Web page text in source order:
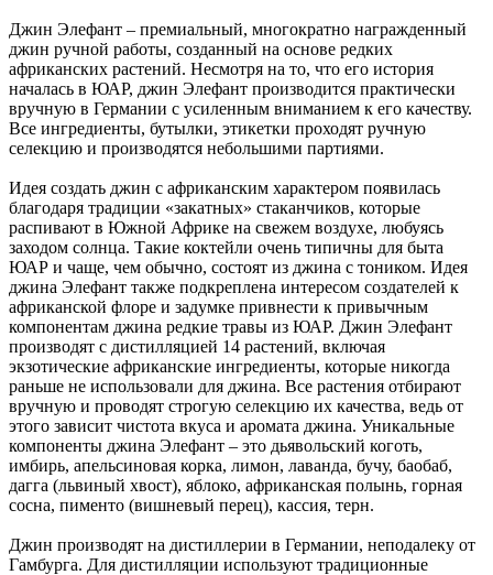
Джин Элефант – премиальный, многократно награжденный
джин ручной работы, созданный на основе редких
африканских растений. Несмотря на то, что его история
началась в ЮАР, джин Элефант производится практически
вручную в Германии с усиленным вниманием к его качеству.
Все ингредиенты, бутылки, этикетки проходят ручную
селекцию и производятся небольшими партиями.
Идея создать джин с африканским характером появилась
благодаря традиции «закатных» стаканчиков, которые
распивают в Южной Африке на свежем воздухе, любуясь
заходом солнца. Такие коктейли очень типичны для быта
ЮАР и чаще, чем обычно, состоят из джина с тоником. Идея
джина Элефант также подкреплена интересом создателей к
африканской флоре и задумке привнести к привычным
компонентам джина редкие травы из ЮАР. Джин Элефант
производят с дистилляцией 14 растений, включая
экзотические африканские ингредиенты, которые никогда
раньше не использовали для джина. Все растения отбирают
вручную и проводят строгую селекцию их качества, ведь от
этого зависит чистота вкуса и аромата джина. Уникальные
компоненты джина Элефант – это дьявольский коготь,
имбирь, апельсиновая корка, лимон, лаванда, бучу, баобаб,
дагга (львиный хвост), яблоко, африканская полынь, горная
сосна, пименто (вишневый перец), кассия, терн.
Джин производят на дистиллерии в Германии, неподалеку от
Гамбурга. Для дистилляции используют традиционные